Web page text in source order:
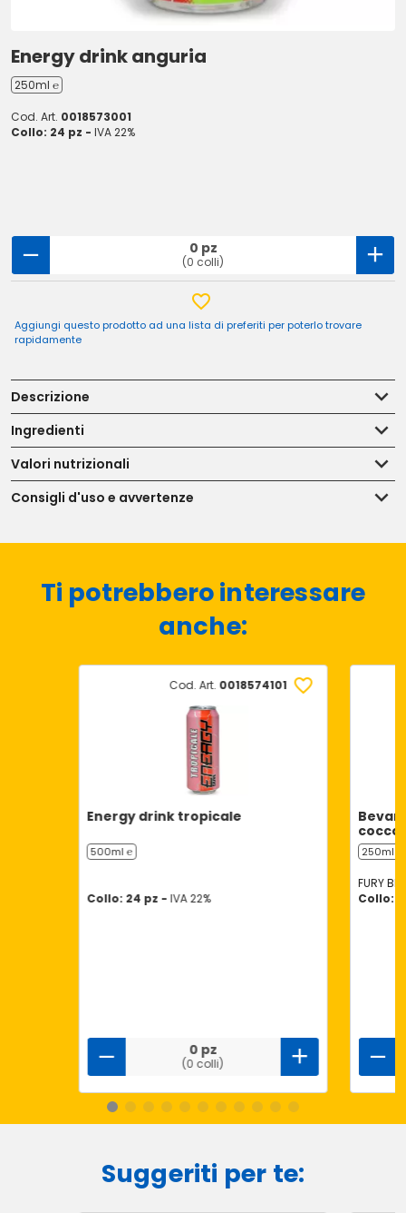
Energy drink anguria
250ml ℮
Cod. Art. 0018573001
Collo: 24 pz - IVA 22%
0 pz
(0 colli)
Aggiungi questo prodotto ad una lista di preferiti per poterlo trovare
rapidamente
Descrizione
Ingredienti
Valori nutrizionali
Consigli d'uso e avvertenze
Ti potrebbero interessare
anche:
Cod. Art. 0018574101
Energy drink tropicale
500ml ℮
Collo: 24 pz - IVA 22%
0 pz
(0 colli)
cocco
250ml ℮
FURY
Collo:
Suggeriti per te: